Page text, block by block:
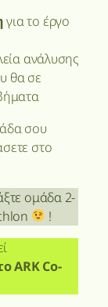
για το έργο
ανάλυσης
θα σε
σου
στο
ομάδα 2-
!
ARK Co-